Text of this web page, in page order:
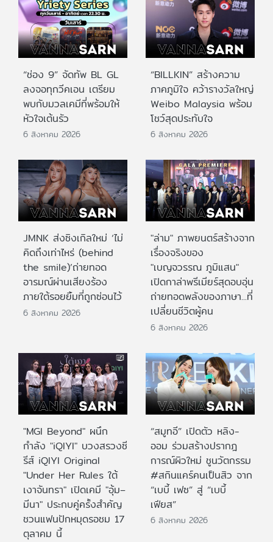
“ช่อง 9” จัดทัพ BL GL
ลงจอทุกวีคเอน เตรียม
พบกับมวลเคมีที่พร้อมให้
หัวใจเต้นรัว
6 สิงหาคม 2026
“BILLKIN” สร้างความ
ภาคภูมิใจ คว้ารางวัลใหญ่
Weibo Malaysia พร้อม
โชว์สุดประทับใจ
6 สิงหาคม 2026
JMNK ส่งซิงเกิลใหม่ ‘ไม่
คิดถึงเท่าไหร่ (behind
the smile)’ถ่ายทอด
อารมณ์ผ่านเสียงร้อง
ภายใต้รอยยิ้มที่ถูกซ่อนไว้
6 สิงหาคม 2026
"ล่าม" ภาพยนตร์สร้างจาก
เรื่องจริงของ
"เบญจวรรณ ภูมิแสน"
เปิดกาล่าพรีเมียร์สุดอบอุ่น
ถ่ายทอดพลังของภาษา...ที่
เปลี่ยนชีวิตผู้คน
6 สิงหาคม 2026
"MGI Beyond" ผนึก
กำลัง "iQIYI" บวงสรวงซี
รีส์ iQIYI Original
"Under Her Rules ใต้
เงาจันทรา" เปิดเคมี "อุ้ม–
มีนา" ประกบคู่ครั้งสำคัญ
ชวนแฟนปักหมุดรอชม 17
ตุลาคม นี้
“สมูทอี” เปิดตัว หลิง-
ออม ร่วมสร้างปรากฎ
การณ์ผิวใหม่ ชูนวัตกรรม
#สกินแคร์คนเป็นสิว จาก
“เบบี้ เฟซ” สู่ “เบบี้
เฟียส”
6 สิงหาคม 2026